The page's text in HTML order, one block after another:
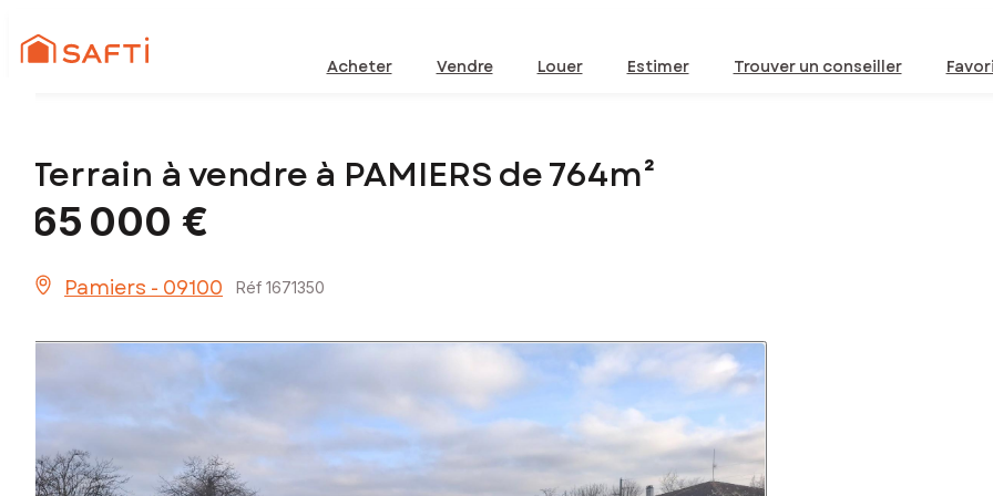
Acheter Vendre Louer Estimer Trouver un conseiller
Terrain à vendre à PAMIERS de 764m²
65 000 €
Pamiers - 09100 Réf 1671350